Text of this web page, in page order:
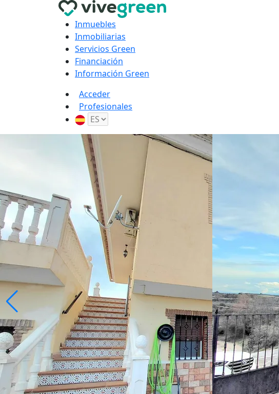
Inmuebles
Inmobiliarias
Servicios Green
Financiación
Información Green
Acceder
Profesionales